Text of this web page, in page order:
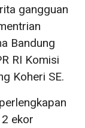
gangguan
Bandung
RI Komisi
Koheri SE.
ekor